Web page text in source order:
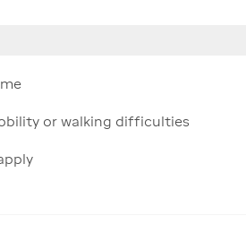
or walking difficulties